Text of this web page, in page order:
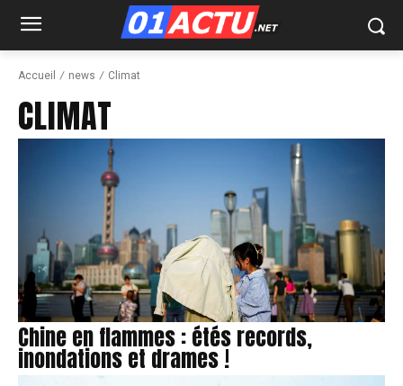
Accueil news Climat
CLIMAT
Chine en flammes : étés records,
inondations et drames !